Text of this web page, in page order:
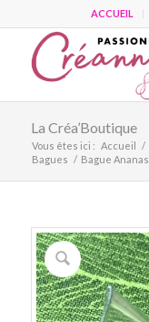
ACCUEIL
La Créa’Boutique
Vous êtes ici : Accueil /
Bagues / Bague Ananas